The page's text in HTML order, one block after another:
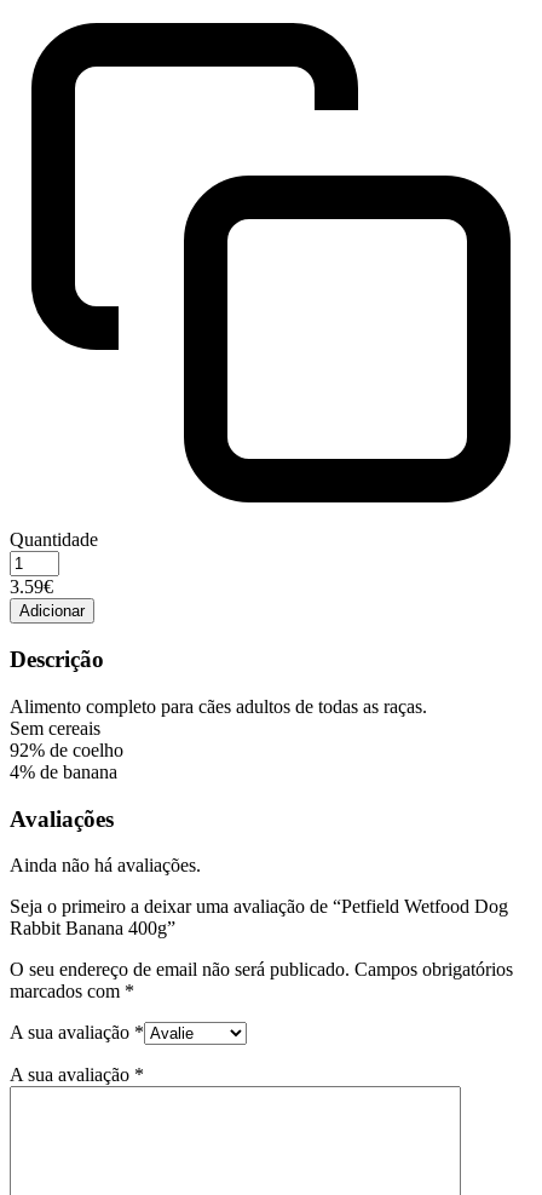
Quantidade
Quantidade
de
Petfield
Wetfood
Dog
Rabbit
400g
3.59€
Adicionar
Descrição
Alimento completo para cães adultos de todas as raças.
Sem cereais
92% de coelho
4% de banana
Avaliações
Ainda não há avaliações.
Seja o primeiro a deixar uma avaliação de “Petfield Wetfood Dog
Rabbit Banana 400g”
O seu endereço de email não será publicado. Campos obrigatórios
marcados com *
A sua avaliação *
A sua avaliação *